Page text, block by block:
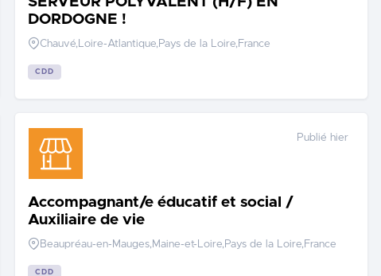
DORDOGNE !
Chauvé,Loire-Atlantique,Pays de la Loire,France
CDD
Publié hier
Accompagnant/e éducatif et social /
Auxiliaire de vie
Beaupréau-en-Mauges,Maine-et-Loire,Pays de la Loire,France
CDD